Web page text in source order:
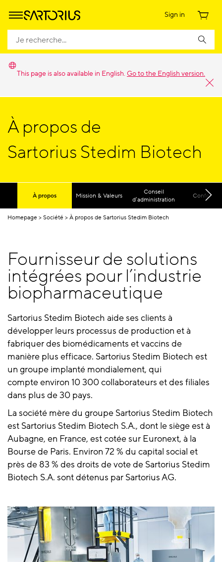
Sign in
This page is also available in English. Go to the English version.
À propos de
Sartorius Stedim Biotech
À propos Mission & Valeurs
Conseil
d’administration
Homepage Société À propos de Sartorius Stedim Biotech
Fournisseur de solutions
intégrées pour l’industrie
biopharmaceutique
Sartorius Stedim Biotech aide ses clients à
développer leurs processus de production et à
fabriquer des biomédicaments et vaccins de
manière plus efficace. Sartorius Stedim Biotech est
un groupe implanté mondialement, qui
compte environ 10 300 collaborateurs et des filiales
dans plus de 30 pays.
La société mère du groupe Sartorius Stedim Biotech
est Sartorius Stedim Biotech S.A., dont le siège est à
Aubagne, en France, est cotée sur Euronext, à la
Bourse de Paris. Environ 72 % du capital social et
près de 83 % des droits de vote de Sartorius Stedim
Biotech S.A. sont détenus par Sartorius AG.